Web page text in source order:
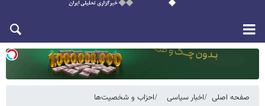
صفحه اصلی اخبار سیاسی احزاب و شخصیت‌ها